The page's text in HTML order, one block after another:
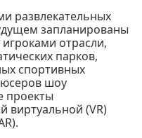
развлекательных
запланированы
отрасли,
парков,
спортивных
шоу
проекты
виртуальной (VR)